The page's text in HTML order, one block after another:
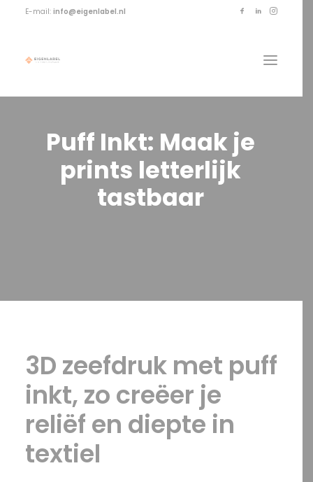
E-mail: info@eigenlabel.nl
OFFERTE?
SEARCH
Puff Inkt: Maak je
prints letterlijk
tastbaar
3D zeefdruk met puff
inkt, zo creëer je
reliëf en diepte in
textiel